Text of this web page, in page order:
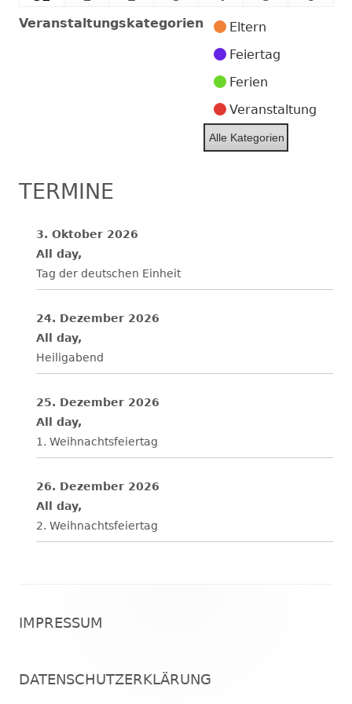
2026
2026
2026
August SeptemberSeptemberSeptember
2026
2026
Veranstaltungskategorien
Eltern
Feiertag
Ferien
Veranstaltung
Alle Kategorien
TERMINE
3. Oktober 2026
All day,
Tag der deutschen Einheit
24. Dezember 2026
All day,
Heiligabend
25. Dezember 2026
All day,
1. Weihnachtsfeiertag
26. Dezember 2026
All day,
2. Weihnachtsfeiertag
Inhalt
IMPRESSUM
DATENSCHUTZERKLÄRUNG